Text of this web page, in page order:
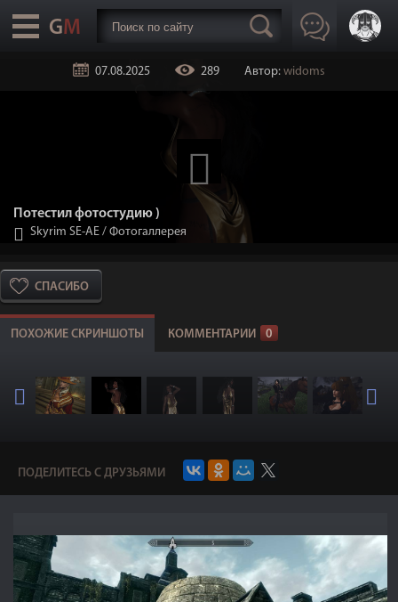
07.08.2025 289 Автор: widoms
Потестил фотостудию )
Skyrim SE-АЕ / Фотогаллерея
СПАСИБО
ПОХОЖИЕ СКРИНШОТЫ КОММЕНТАРИИ 0
ПОДЕЛИТЕСЬ С ДРУЗЬЯМИ